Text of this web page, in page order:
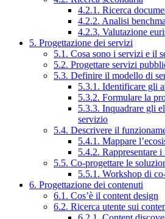
4.2.1. Ricerca
4.2.2. Analisi
4.2.3. Valutazione
5. Progettazione dei servizi
5.1. Cosa sono i servizi e il
5.2. Progettare servizi
5.3. Definire il modello di
5.3.1. Identificare gli
5.3.2. Formulare la
5.3.3. Inquadrare gli
servizio
5.4. Descrivere il
5.4.1. Mappare
5.4.2. Rappresentare
5.5. Co-progettare le
5.5.1. Workshop di
6. Progettazione dei contenuti
6.1. Cos’è il content design
6.2. Ricerca utente sui